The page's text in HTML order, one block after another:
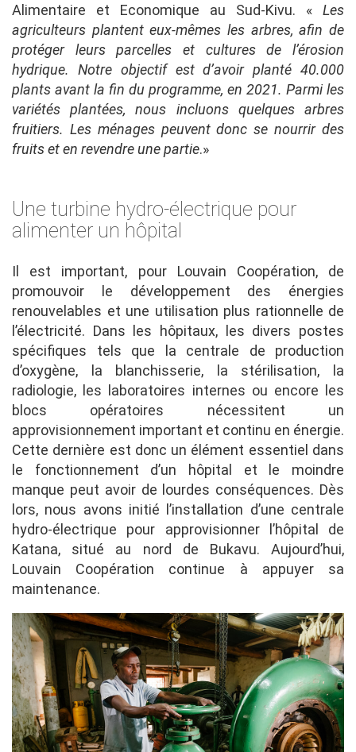
Alimentaire et Economique au Sud-Kivu. « Les
agriculteurs plantent eux-mêmes les arbres, afin de
protéger leurs parcelles et cultures de l’érosion
hydrique. Notre objectif est d’avoir planté 40.000
plants avant la fin du programme, en 2021. Parmi les
variétés plantées, nous incluons quelques arbres
fruitiers. Les ménages peuvent donc se nourrir des
fruits et en revendre une partie.»
Une turbine hydro-électrique pour
alimenter un hôpital
Il est important, pour Louvain Coopération, de
promouvoir le développement des énergies
renouvelables et une utilisation plus rationnelle de
l’électricité. Dans les hôpitaux, les divers postes
spécifiques tels que la centrale de production
d’oxygène, la blanchisserie, la stérilisation, la
radiologie, les laboratoires internes ou encore les
blocs opératoires nécessitent un
approvisionnement important et continu en énergie.
Cette dernière est donc un élément essentiel dans
le fonctionnement d’un hôpital et le moindre
manque peut avoir de lourdes conséquences. Dès
lors, nous avons initié l’installation d’une centrale
hydro-électrique pour approvisionner l’hôpital de
Katana, situé au nord de Bukavu. Aujourd’hui,
Louvain Coopération continue à appuyer sa
maintenance.